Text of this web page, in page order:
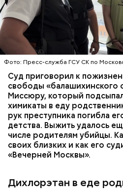
Фото: Пресс-служба ГСУ СК по
Суд приговорил к
свободы «балашихинского
Миссюру, который
химикаты в еду
рук преступника погибла
детства. Выжить удалось
числе родителям убийцы.
своих близких и как его
«Вечерней Москвы».
Дихлорэтан в еде
им точный диагноз, после
потерпевших направили на
специалисты обнаружили
химикат дихлорэтан,
организм супругов
нашли в еде, изъятой из
ОТРАВЛЕНИЯ БАЛАШИХА
СЛЕДСТВЕННЫЙ КОМИТЕТ